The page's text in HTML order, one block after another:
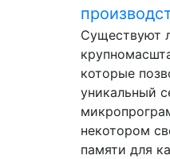
Существуют
которые
уникальный
некотором
памяти для